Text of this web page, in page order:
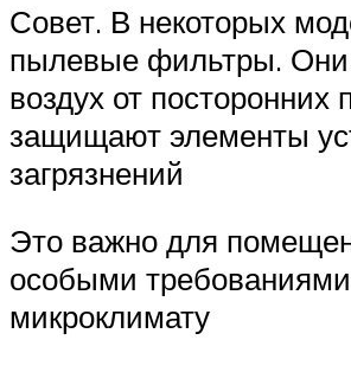
Совет. В некоторых
пылевые фильтры.
воздух от посторонних
защищают элементы
загрязнений
Это важно для
особыми
микроклимату